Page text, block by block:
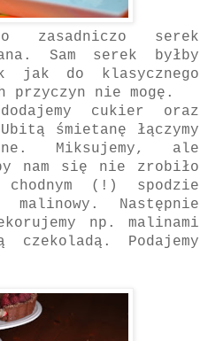
zasadniczo serek
Sam serek byłby
jak do klasycznego
przyczyn nie mogę.
cukier oraz
śmietanę łączymy
Miksujemy, ale
nam się nie zrobiło
chodnym (!) spodzie
malinowy. Następnie
np. malinami
Podajemy